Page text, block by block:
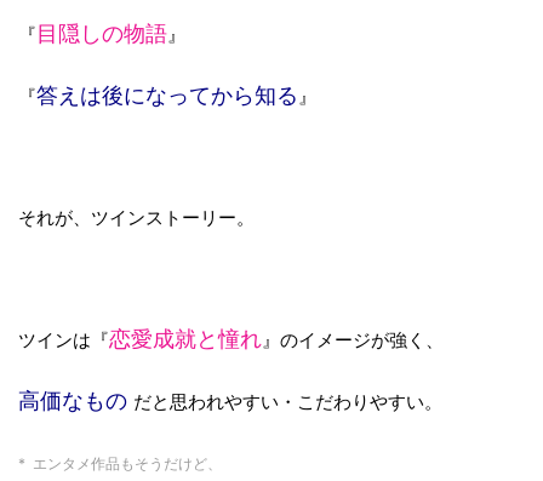
『目隠しの物語』
『答えは後になってから知る 』
それが、ツインストーリー。
ツインは『恋愛成就と憧れ』のイメージが強く、
高価なもの だと思われやすい・こだわりやすい。
* エンタメ作品もそうだけど、